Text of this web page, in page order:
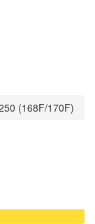
(168F/170F)